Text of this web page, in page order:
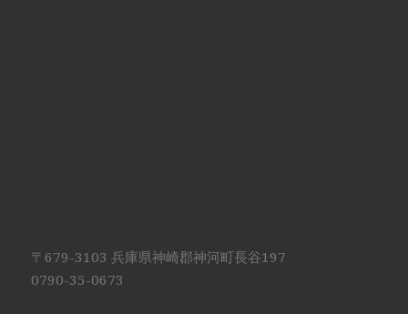
〒679-3103 兵庫県神崎郡神河町長谷197
0790-35-0673